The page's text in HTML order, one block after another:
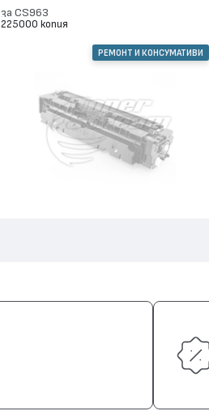
за CS963
225000 копия
РЕМОНТ И КОНСУМАТИВИ